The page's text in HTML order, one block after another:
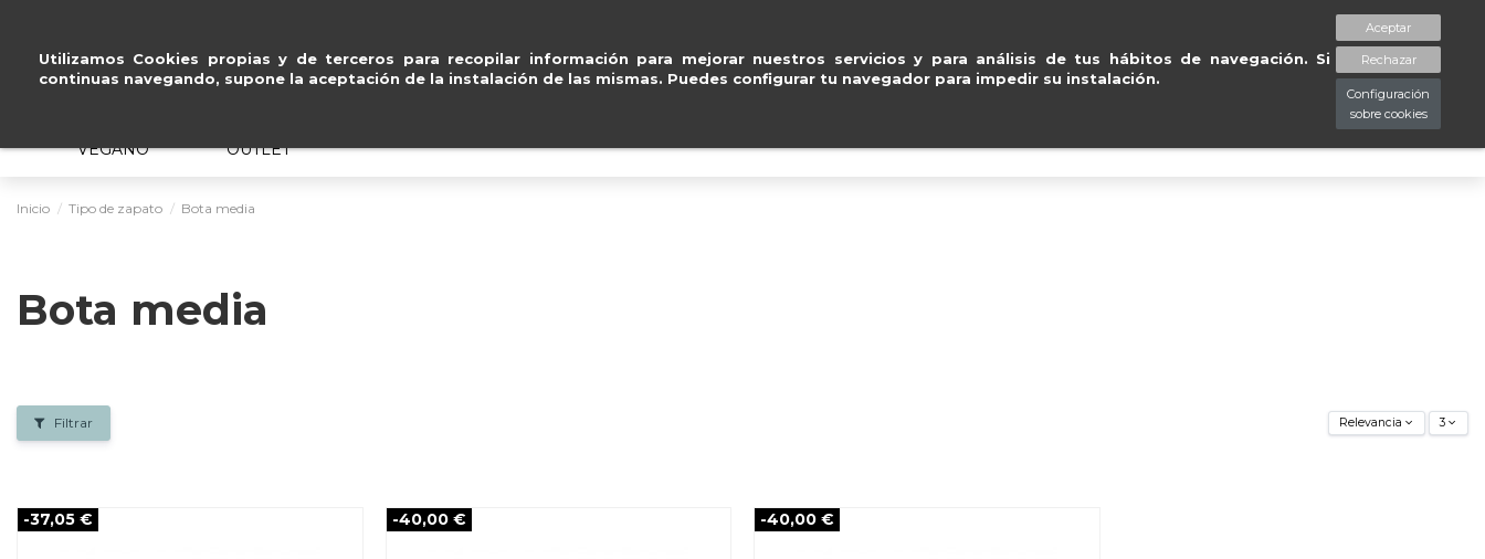
Utilizamos Cookies propias y de terceros para recopilar información para mejorar nuestros servicios y para análisis de tus hábitos de navegación. Si
continuas navegando, supone la aceptación de la instalación de las mismas. Puedes configurar tu navegador para impedir su instalación.
Aceptar
Rechazar
Configuración
sobre cookies
Entregas gratuitas en
Lista de deseos (
VEGANO OUTLET
Inicio Tipo de zapato Bota media
Bota media
Filtrar Relevancia 3
-37,05 € -40,00 € -40,00 €